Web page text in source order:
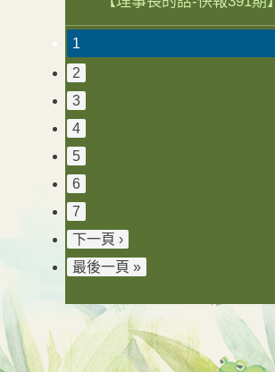
1
2
3
4
5
6
7
下一頁 ›
最後一頁 »